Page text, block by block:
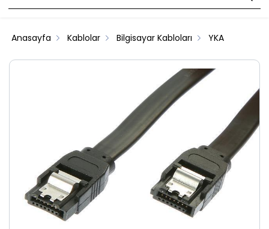
Anasayfa Kablolar Bilgisayar Kabloları YKA